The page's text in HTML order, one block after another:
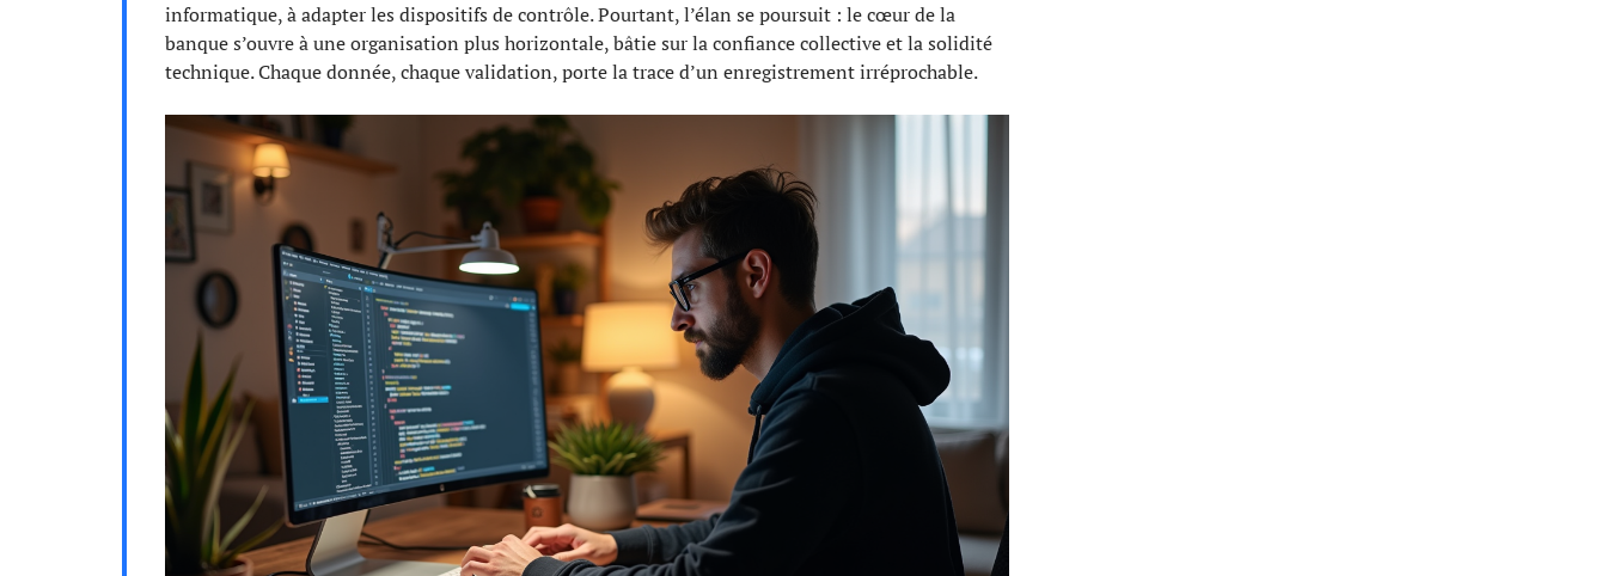
informatique, à adapter les dispositifs de contrôle. Pourtant, l’élan se poursuit : le cœur de la
banque s’ouvre à une organisation plus horizontale, bâtie sur la confiance collective et la solidité
technique. Chaque donnée, chaque validation, porte la trace d’un enregistrement irréprochable.